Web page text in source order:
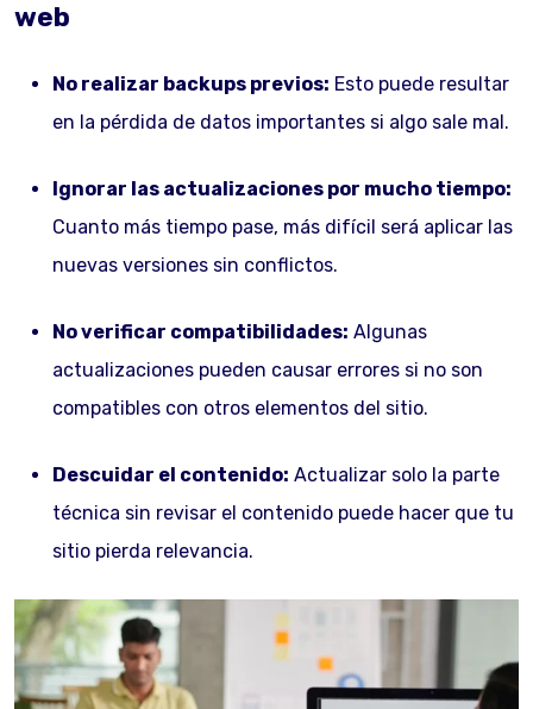
web
No realizar backups previos: Esto puede resultar
en la pérdida de datos importantes si algo sale mal.
Ignorar las actualizaciones por mucho tiempo:
Cuanto más tiempo pase, más difícil será aplicar las
nuevas versiones sin conflictos.
No verificar compatibilidades: Algunas
actualizaciones pueden causar errores si no son
compatibles con otros elementos del sitio.
Descuidar el contenido: Actualizar solo la parte
técnica sin revisar el contenido puede hacer que tu
sitio pierda relevancia.